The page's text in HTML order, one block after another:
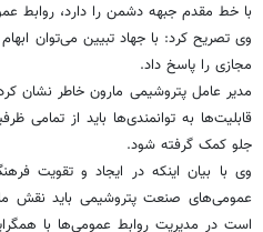
با خط مقدم جبهه دشمن را دارد، روابط
وی تصریح کرد: با جهاد تبیین می‌توان
مجازی را پاسخ داد.
مدیر عامل پتروشیمی مارون خاطر نشان
قابلیت‌ها به توانمندی‌ها باید از تمامی
جلو کمک گرفته شود.
وی با بیان اینکه در ایجاد و تقویت
عمومی‌های صنعت پتروشیمی باید نقش
است در مدیریت روابط عمومی‌ها با